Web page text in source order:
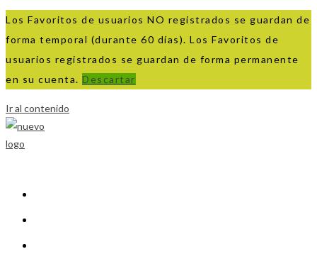
Los Favoritos de usuarios NO registrados se guardan de
forma temporal (durante 60 días). Los Favoritos de
usuarios registrados se guardan de forma permanente
en su cuenta. Descartar
Ir al contenido